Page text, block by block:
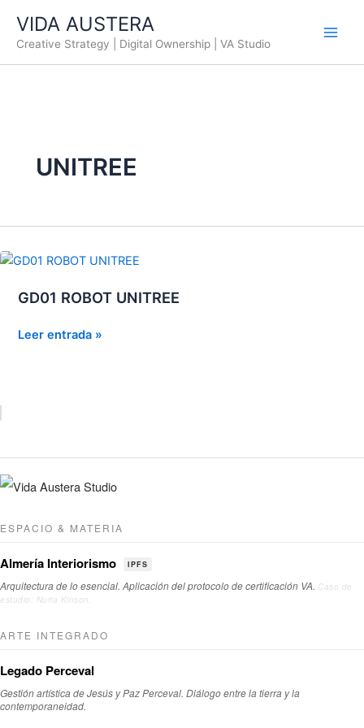
contenido
VIDA AUSTERA
Creative Strategy | Digital Ownership | VA Studio
UNITREE
GD01 ROBOT UNITREE
GD01
Leer entrada »
ESPACIO & MATERIA
Almería Interiorismo IPFS
Arquitectura de lo esencial. Aplicación del protocolo de certificación VA. Caso de
estudio: Nuria Kinson.
ARTE INTEGRADO
Legado Perceval
Gestión artística de Jesús y Paz Perceval. Diálogo entre la tierra y la
contemporaneidad.